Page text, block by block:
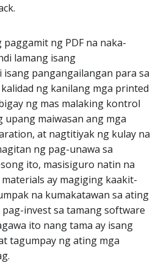
paggamit ng PDF na naka-
lamang isang
pangangailangan para sa
ng kanilang mga printed
ng mas malaking kontrol
maiwasan ang mga
at nagtitiyak ng kulay na
ng pag-unawa sa
ito, masisiguro natin na
ay magiging kaakit-
na kumakatawan sa ating
invest sa tamang software
ito nang tama ay isang
tagumpay ng ating mga